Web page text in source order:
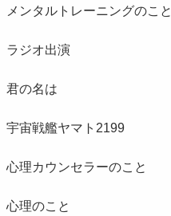
メンタルトレーニングのこと
ラジオ出演
君の名は
宇宙戦艦ヤマト2199
心理カウンセラーのこと
心理のこと